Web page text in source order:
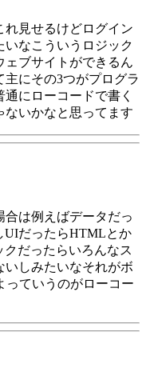
れ見せるけどログイン
いなこういうロジック
ェブサイトができるん
主にその3つがプログラ
にローコードで書く
ないかなと思ってます
は例えばデータだっ
UIだったらHTMLとか
クだったらいろんなス
いしみたいなそれがボ
っていうのがローコー